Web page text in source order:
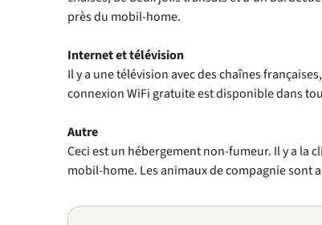
près du mobil-home.
Internet et télévision
Il y a une télévision avec des chaînes
connexion WiFi gratuite est disponible dans
Autre
Ceci est un hébergement non-fumeur. Il y a la
mobil-home. Les animaux de compagnie sont